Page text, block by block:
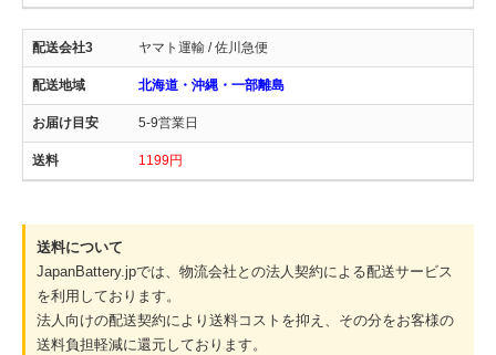
ヤマト運輸 / 佐川急便
北海道・沖縄・一部離島
5-9営業日
1199円
送料について
JapanBattery.jpでは、物流会社との法人契約による配送サービス
を利用しております。
法人向けの配送契約により送料コストを抑え、その分をお客様の
送料負担軽減に還元しております。